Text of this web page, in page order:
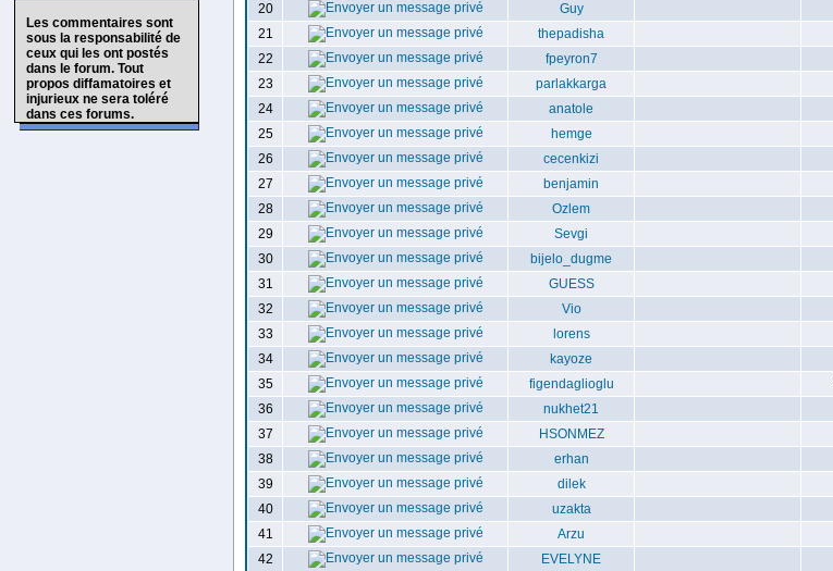
Les commentaires sont
sous la responsabilité de
ceux qui les ont postés
dans le forum. Tout
propos diffamatoires et
injurieux ne sera toléré
dans ces forums.
20
Guy
21
thepadisha
22
fpeyron7
23
parlakkarga
24
anatole
25
hemge
26
cecenkizi
27
benjamin
28
Ozlem
29
Sevgi
30
bijelo_dugme
31
GUESS
32
Vio
33
lorens
34
kayoze
35
figendaglioglu
36
nukhet21
37
HSONMEZ
38
erhan
39
dilek
40
uzakta
41
Arzu
42
EVELYNE